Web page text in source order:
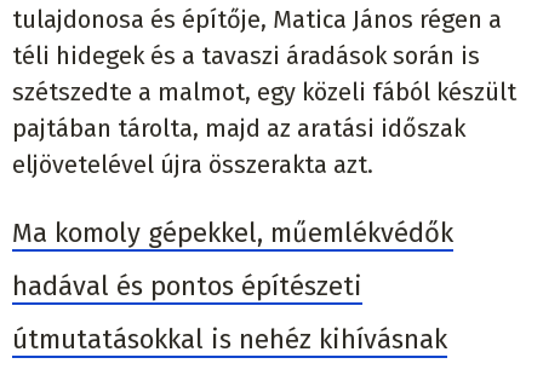
tulajdonosa és építője, Matica János régen a
téli hidegek és a tavaszi áradások során is
szétszedte a malmot, egy közeli fából készült
pajtában tárolta, majd az aratási időszak
eljövetelével újra összerakta azt.
Ma komoly gépekkel, műemlékvédők
hadával és pontos építészeti
útmutatásokkal is nehéz kihívásnak